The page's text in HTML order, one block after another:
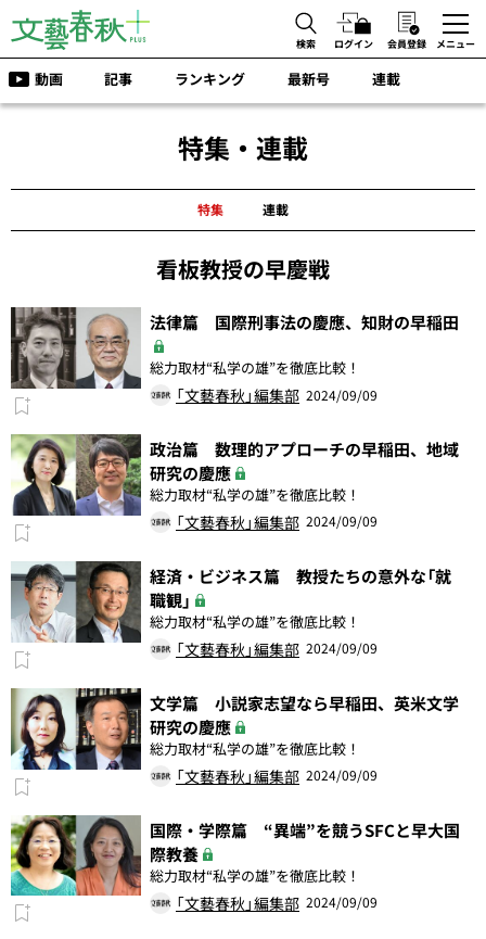
検索 ログイン 会員登録 メニュー
動画 記事 ランキング 最新号 連載
特集・連載
特集 連載
看板教授の早慶戦
法律篇 国際刑事法の慶應、知財の早稲田
総力取材“私学の雄”を徹底比較！
「文藝春秋」編集部 2024/09/09
政治篇 数理的アプローチの早稲田、地域
研究の慶應
総力取材“私学の雄”を徹底比較！
「文藝春秋」編集部 2024/09/09
経済・ビジネス篇 教授たちの意外な「就
職観」
総力取材“私学の雄”を徹底比較！
「文藝春秋」編集部 2024/09/09
文学篇 小説家志望なら早稲田、英米文学
研究の慶應
総力取材“私学の雄”を徹底比較！
「文藝春秋」編集部 2024/09/09
国際・学際篇 “異端”を競うSFCと早大国
際教養
総力取材“私学の雄”を徹底比較！
「文藝春秋」編集部 2024/09/09